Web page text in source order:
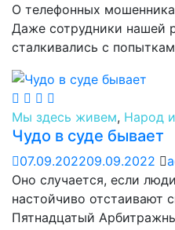
О телефонных
Даже сотрудники нашей
сталкивались с
Мы здесь живем, Народ
Чудо в суде бывает
07.09.202209.09.2022
Оно случается, если
настойчиво отстаивают
Пятнадцатый